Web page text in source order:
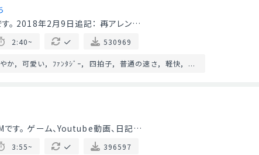
す。 2018年2月9日追記： 再アレン…
2:40~ 530969
か 可愛い ﾌｧﾝﾀｼﾞｰ 四拍子 普通の速さ 軽快 ...
です。 ゲーム、Youtube動画、日記…
3:55~ 396597